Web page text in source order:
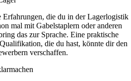
Erfahrungen, die du in der Lagerlogistik
mal mit Gabelstaplern oder anderen
das zur Sprache. Eine praktische
die du hast, könnte dir den
verschaffen.